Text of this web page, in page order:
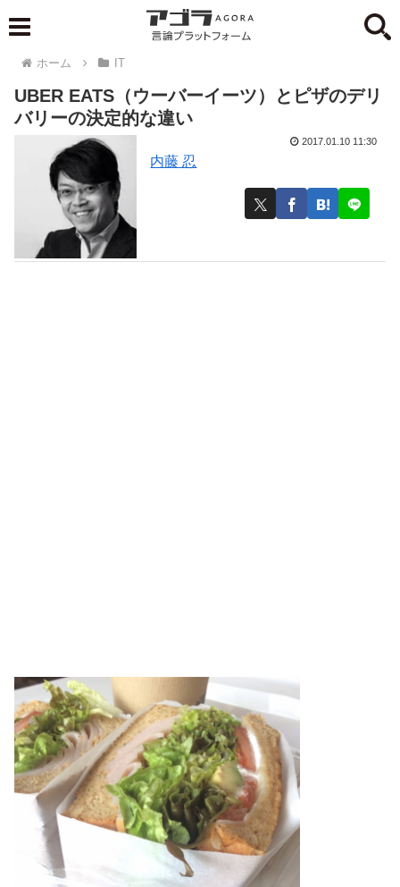
ホーム IT
UBER EATS（ウーバーイーツ）とピザのデリ
バリーの決定的な違い
内藤 忍
2017.01.10 11:30